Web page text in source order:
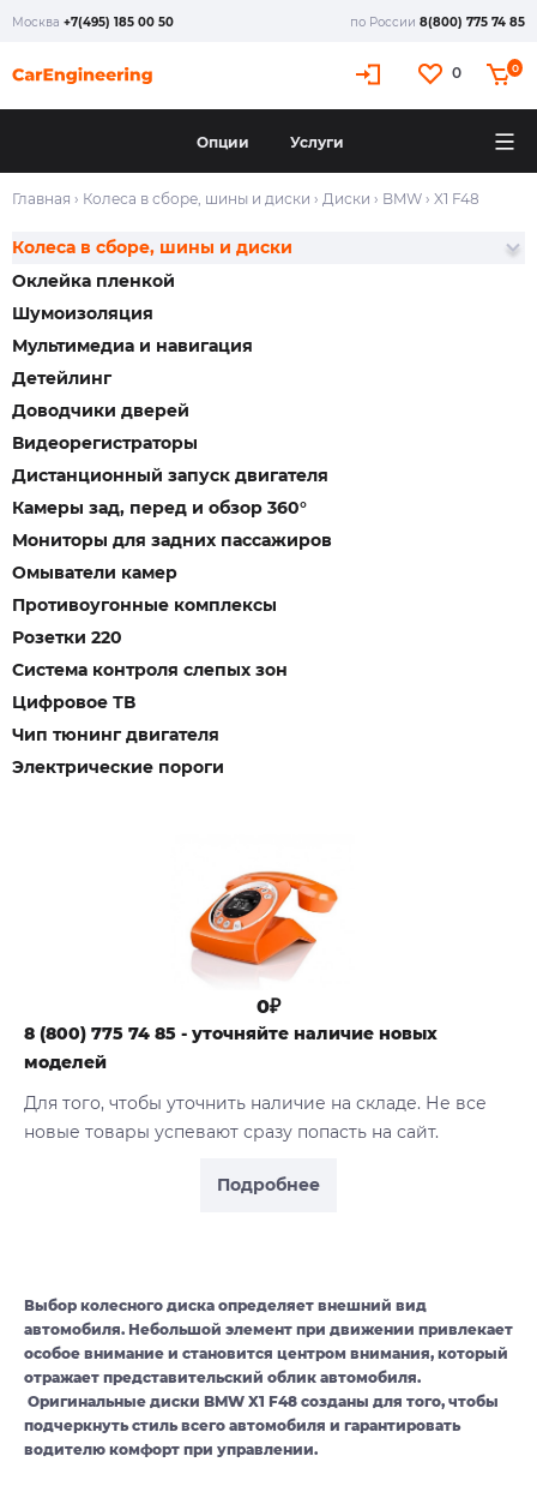
Москва +7(495) 185 00 50 по России 8(800) 775 74 85
0 0
Опции Услуги
Главная › Колеса в сборе, шины и диски › Диски › BMW › X1 F48
Оклейка пленкой
Шумоизоляция
Мультимедиа и навигация
Детейлинг
Доводчики дверей
Видеорегистраторы
Дистанционный запуск двигателя
Камеры зад, перед и обзор 360°
Колеса в сборе, шины и диски
Мониторы для задних пассажиров
Омыватели камер
Противоугонные комплексы
Розетки 220
Система контроля слепых зон
Цифровое ТВ
Чип тюнинг двигателя
Электрические пороги
Подробнее
0₽
8 (800) 775 74 85 - уточняйте наличие новых
моделей
Для того, чтобы уточнить наличие на складе. Не все
новые товары успевают сразу попасть на сайт.
Выбор колесного диска определяет внешний вид
автомобиля. Небольшой элемент при движении привлекает
особое внимание и становится центром внимания, который
отражает представительский облик автомобиля.
Оригинальные диски BMW X1 F48 созданы для того, чтобы
подчеркнуть стиль всего автомобиля и гарантировать
водителю комфорт при управлении.